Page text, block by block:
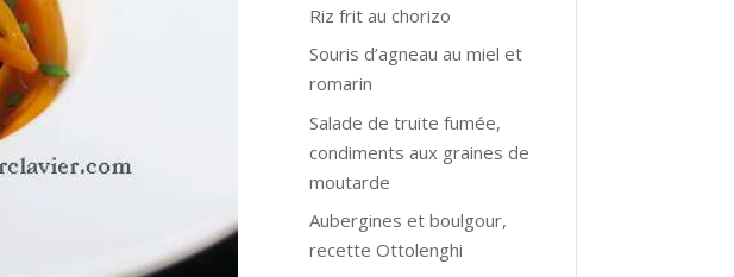
Riz frit au chorizo
Souris d’agneau au miel et
romarin
Salade de truite fumée,
condiments aux graines de
moutarde
Aubergines et boulgour,
recette Ottolenghi